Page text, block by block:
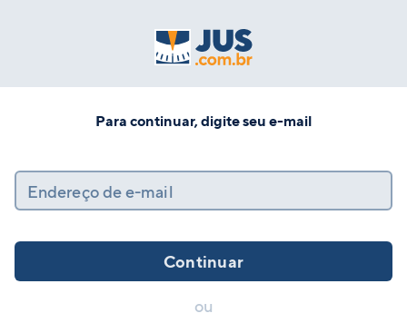
Para continuar, digite seu e-mail
Endereço de e-mail
Continuar
ou